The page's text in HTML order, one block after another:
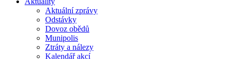
Aktuální zprávy
Odstávky
Dovoz obědů
Munipolis
Ztráty a nálezy
Kalendář akcí